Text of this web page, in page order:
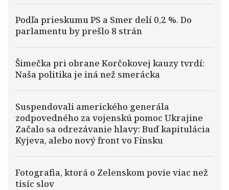
Podľa prieskumu PS a Smer delí 0,2 %. Do
parlamentu by prešlo 8 strán
Šimečka pri obrane Korčokovej kauzy tvrdí:
Naša politika je iná než smerácka
Suspendovali amerického generála
zodpovedného za vojenskú pomoc Ukrajine
Začalo sa odrezávanie hlavy: Buď kapitulácia
Kyjeva, alebo nový front vo Fínsku
Fotografia, ktorá o Zelenskom povie viac než
tisíc slov